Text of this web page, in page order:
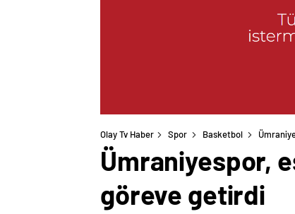
Olay Tv Haber Spor Basketbol
Ümraniyespor,
göreve getirdi